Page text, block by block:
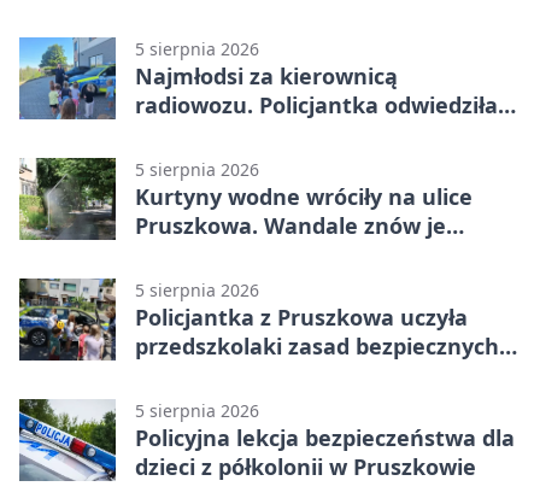
5 sierpnia 2026
Najmłodsi za kierownicą
radiowozu. Policjantka odwiedziła
5 sierpnia 2026
Kurtyny wodne wróciły na ulice
Pruszkowa. Wandale znów je
5 sierpnia 2026
Policjantka z Pruszkowa uczyła
przedszkolaki zasad bezpiecznych
5 sierpnia 2026
Policyjna lekcja bezpieczeństwa dla
dzieci z półkolonii w Pruszkowie